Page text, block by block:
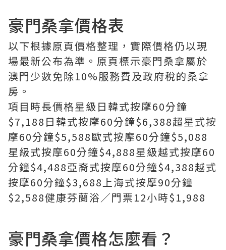
豪門桑拿價格表
以下根據原頁價格整理，實際價格仍以現
場最新公布為準。原頁標示豪門桑拿屬於
澳門少數免除10%服務費及政府稅的桑拿
房。
項目時長價格星級日韓式按摩60分鐘
$7,188日韓式按摩60分鐘$6,388超星式按
摩60分鐘$5,588歐式按摩60分鐘$5,088
星級式按摩60分鐘$4,888星級越式按摩60
分鐘$4,488亞裔式按摩60分鐘$4,388越式
按摩60分鐘$3,688上海式按摩90分鐘
$2,588健康芬蘭浴／門票12小時$1,988
豪門桑拿價格怎麼看？